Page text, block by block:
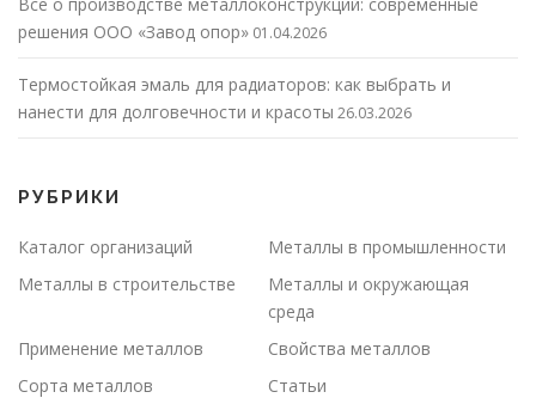
решения ООО «Завод опор» 01.04.2026
Термостойкая эмаль для радиаторов: как выбрать и
нанести для долговечности и красоты 26.03.2026
РУБРИКИ
Каталог организаций
Металлы в промышленности
Металлы в строительстве
Металлы и окружающая
среда
Применение металлов
Свойства металлов
Сорта металлов
Статьи